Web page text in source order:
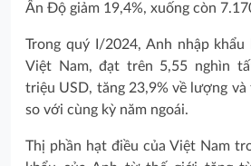
Ấn Độ giảm 19,4%, xuống còn
Trong quý I/2024, Anh nhập
Việt Nam, đạt trên 5,55 nghìn
triệu USD, tăng 23,9% về lượng và
so với cùng kỳ năm ngoái.
Thị phần hạt điều của Việt Nam